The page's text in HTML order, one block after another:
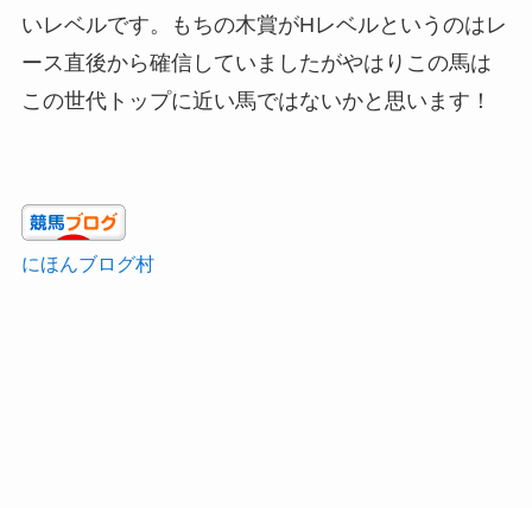
いレベルです。もちの木賞がHレベルというのはレ
ース直後から確信していましたがやはりこの馬は
この世代トップに近い馬ではないかと思います！
にほんブログ村